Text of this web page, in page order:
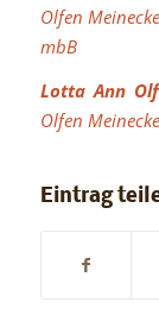
Olfen
mbB
Lotta Ann
Olfen
Eintrag